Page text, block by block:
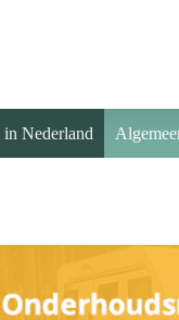
Nederland